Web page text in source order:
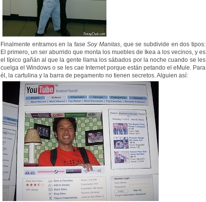
Finalmente entramos en la faseSoy Manitas, que se subdivide en dos tipos:
El primero, un ser aburrido que monta los muebles de Ikea a los vecinos, y es
el típico gañán al que la gente llama los sábados por la noche cuando se les
cuelga el Windows o se les cae Internet porque están petando el eMule. Para
él, la cartulina y la barra de pegamento no tienen secretos. Alguien así: